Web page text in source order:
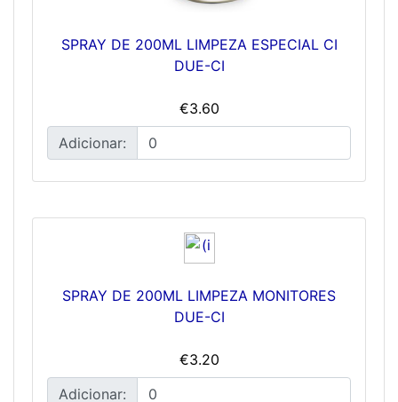
SPRAY DE 200ML LIMPEZA ESPECIAL CI
DUE-CI
€3.60
Adicionar:
SPRAY DE 200ML LIMPEZA MONITORES
DUE-CI
€3.20
Adicionar: